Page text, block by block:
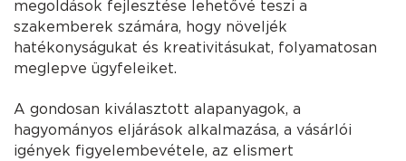
megoldások fejlesztése lehetővé teszi a
szakemberek számára, hogy növeljék
hatékonyságukat és kreativitásukat, folyamatosan
meglepve ügyfeleiket.
A gondosan kiválasztott alapanyagok, a
hagyományos eljárások alkalmazása, a vásárlói
igények figyelembevétele, az elismert